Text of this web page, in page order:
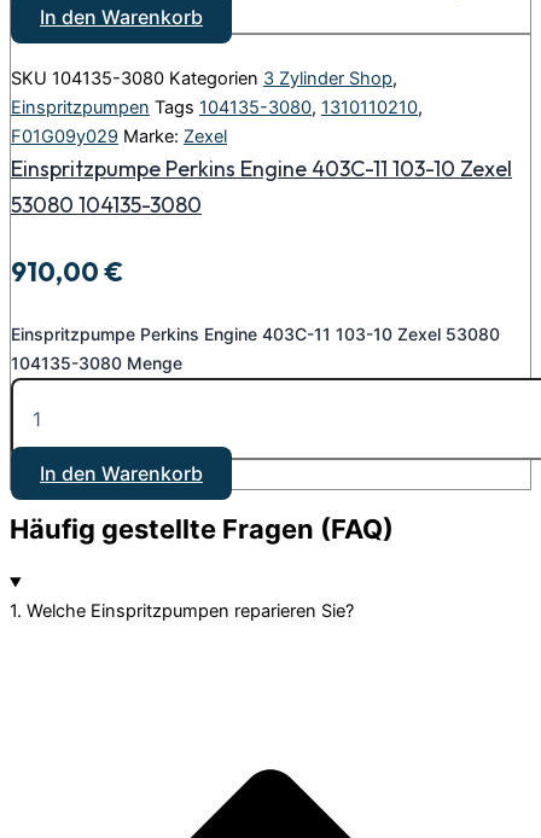
In den Warenkorb
SKU 104135-3080 Kategorien 3 Zylinder Shop,
Einspritzpumpen Tags 104135-3080, 1310110210,
F01G09y029 Marke: Zexel
Einspritzpumpe Perkins Engine 403C-11 103-10 Zexel
53080 104135-3080
910,00€
Einspritzpumpe Perkins Engine 403C-11 103-10 Zexel 53080
104135-3080 Menge
In den Warenkorb
Häufig gestellte Fragen (FAQ)
1. Welche Einspritzpumpen reparieren Sie?